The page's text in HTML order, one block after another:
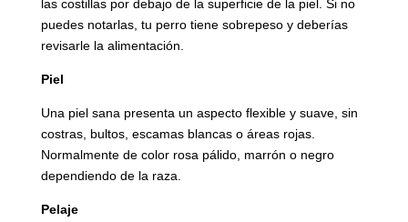
las costillas por debajo de la superficie de la piel. Si no
puedes notarlas, tu perro tiene sobrepeso y deberías
revisarle la alimentación.
Piel
Una piel sana presenta un aspecto flexible y suave, sin
costras, bultos, escamas blancas o áreas rojas.
Normalmente de color rosa pálido, marrón o negro
dependiendo de la raza.
Pelaje